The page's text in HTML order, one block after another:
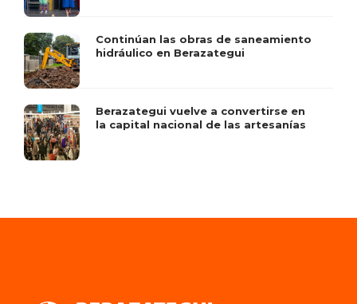
Continúan las obras de saneamiento
hidráulico en Berazategui
Berazategui vuelve a convertirse en
la capital nacional de las artesanías